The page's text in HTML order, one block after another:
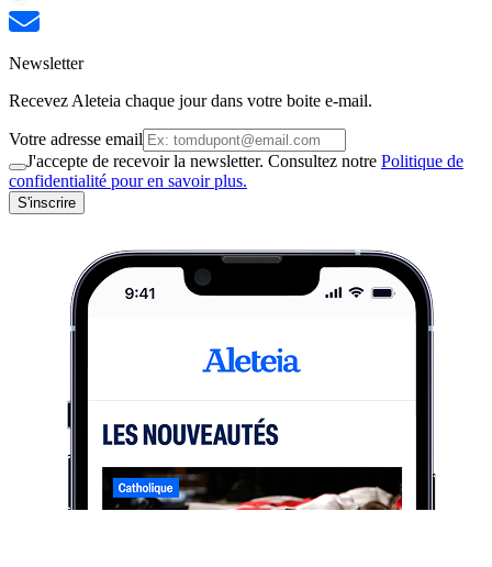
Newsletter
Recevez Aleteia chaque jour dans votre boite e-mail.
Votre adresse email
J'accepte de recevoir la newsletter. Consultez notre Politique de
confidentialité pour en savoir plus.
S'inscrire